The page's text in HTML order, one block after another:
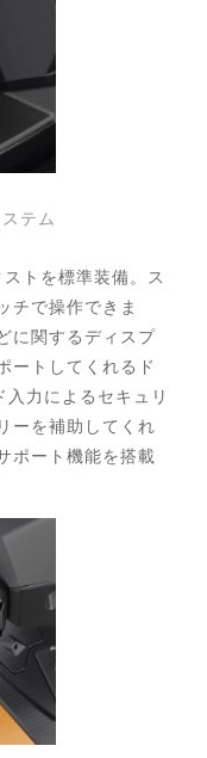
テム
トを標準装備。ス
チで操作できま
に関するディスプ
ートしてくれるド
力によるセキュリ
ーを補助してくれ
ポート機能を搭載